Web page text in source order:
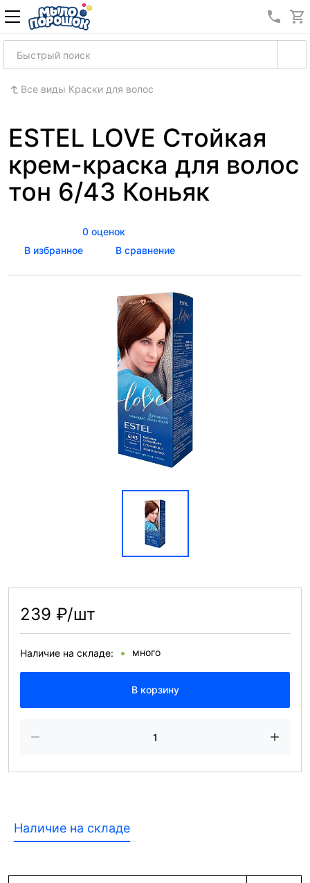
8
Все виды Краски для волос
ESTEL LOVE Стойкая
крем-краска для волос
тон 6/43 Коньяк
0 оценок
В избранное
В сравнение
239 ₽/шт
Наличие на складе: много
В корзину
Наличие на складе